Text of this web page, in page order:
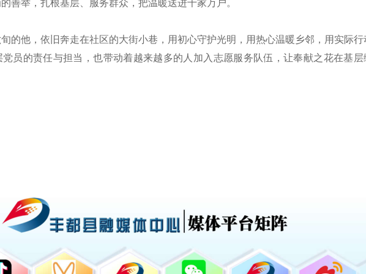
的他，依旧奔走在社区的大街小巷，用初心守护光明，用热心温暖乡邻，用实际行
员的责任与担当，也带动着越来越多的人加入志愿服务队伍，让奉献之花在基层